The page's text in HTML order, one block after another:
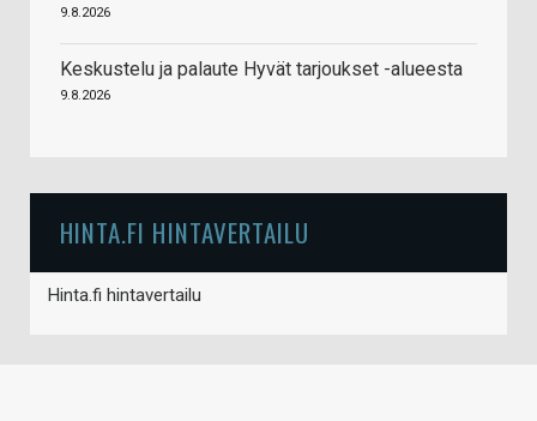
9.8.2026
Keskustelu ja palaute Hyvät tarjoukset -alueesta
9.8.2026
HINTA.FI HINTAVERTAILU
Hinta.fi hintavertailu